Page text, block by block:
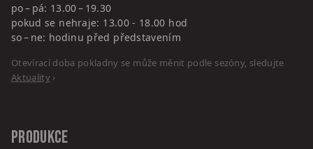
po – pá: 13.00 – 19.30
pokud se nehraje: 13.00 - 18.00 hod
so – ne: hodinu před představením
Otevírací doba pokladny se může měnit podle sezóny, sledujte
Aktuality›
PRODUKCE